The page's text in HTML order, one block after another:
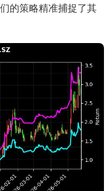
的策略精准捕捉了其